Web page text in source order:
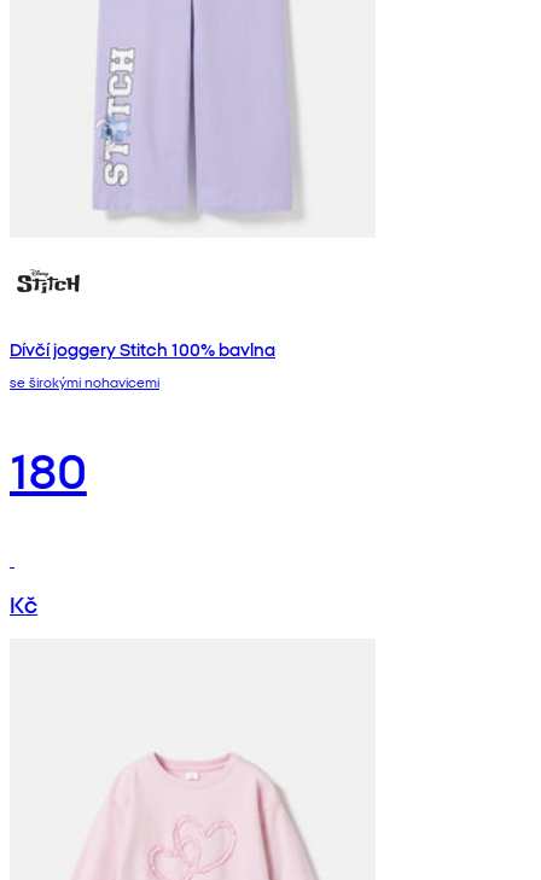
Dívčí joggery Stitch 100% bavlna
se širokými nohavicemi
180
Kč